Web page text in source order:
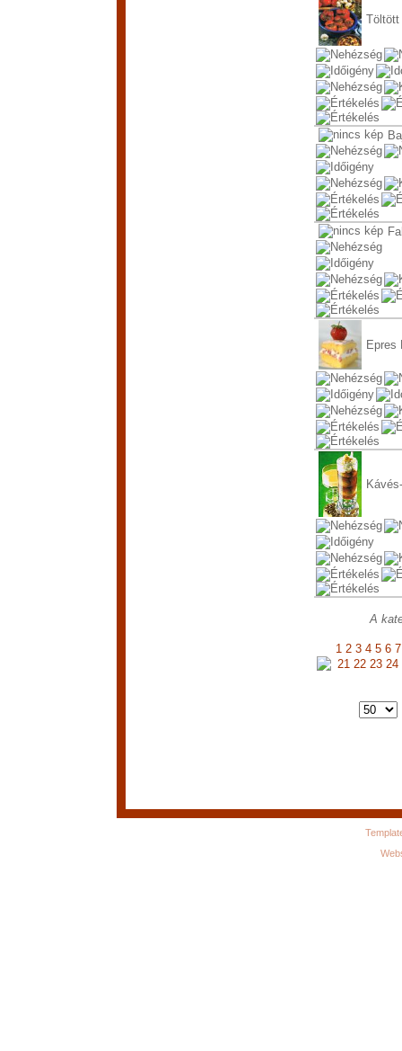
Töltött
Epres
A
1 2 3 4 5 6 7
21 22 23 24